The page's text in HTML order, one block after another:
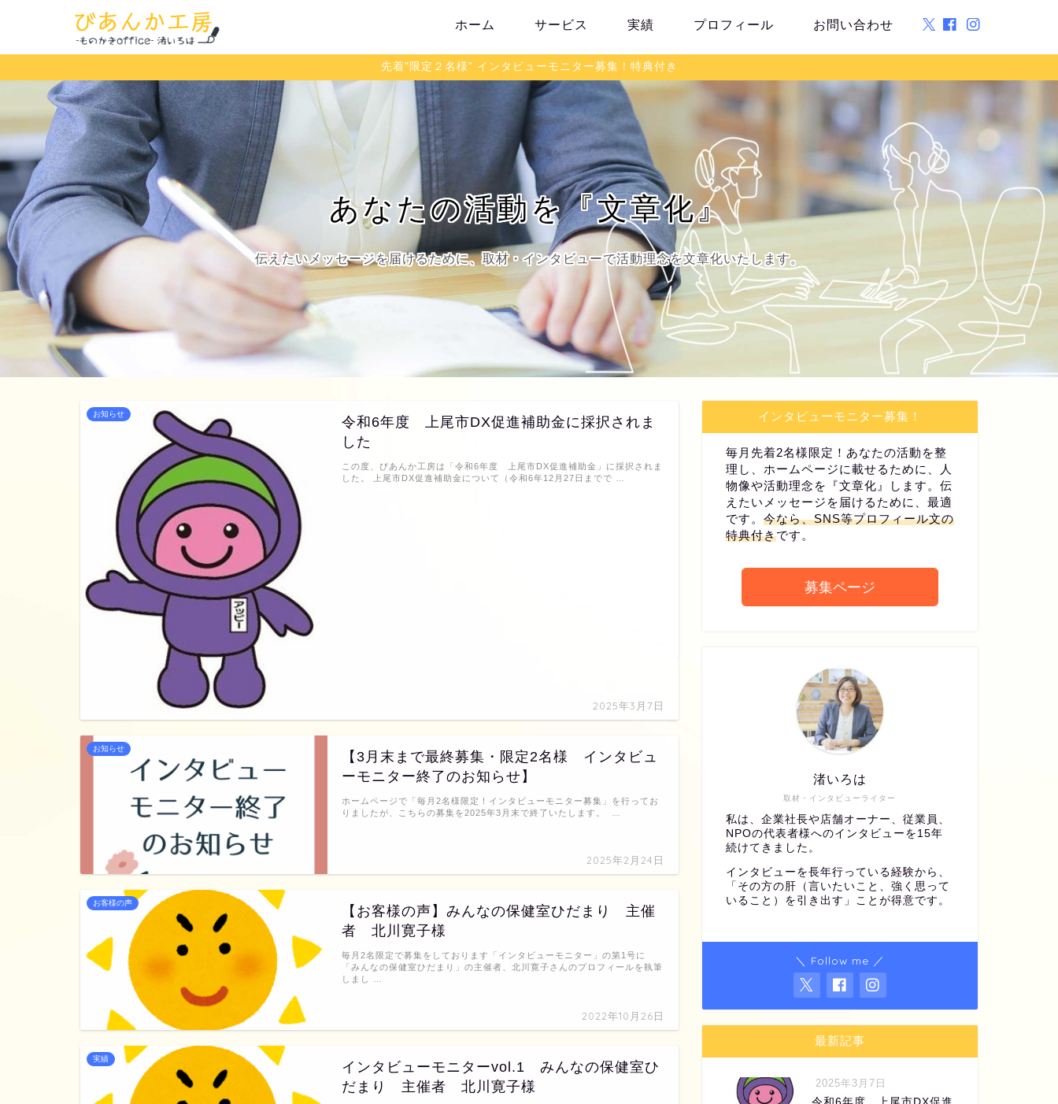
ホーム サービス 実績 プロフィール お問い合わせ
先着"限定２名様" インタビューモニター募集！特典付き
あなたの活動を『文章化』
伝えたいメッセージを届けるために、取材・インタビューで活動理念を文章化いたします。
お知らせ
令和6年度 上尾市DX促進補助金に採択されま
した
2025年3月7日
この度、びあんか工房は「令和6年度 上尾市DX促進補助金」に採択されま
した。 上尾市DX促進補助金について（令和6年12月27日までで …
お知らせ
【3月末まで最終募集・限定2名様 インタビュ
ーモニター終了のお知らせ】
2025年2月24日
ホームページで「毎月2名様限定！インタビューモニター募集」を行ってお
りましたが、こちらの募集を2025年3月末で終了いたします。 …
お客様の声
【お客様の声】みんなの保健室ひだまり 主催
者 北川寛子様
2022年10月26日
毎月2名限定で募集をしております「インタビューモニター」の第1号に
「みんなの保健室ひだまり」の主催者、北川寛子さんのプロフィールを執筆
しまし …
実績
インタビューモニターvol.1 みんなの保健室ひ
だまり 主催者 北川寛子様
インタビューモニター募集！
毎月先着2名様限定！あなたの活動を整
理し、ホームページに載せるために、人
物像や活動理念を『文章化』します。伝
えたいメッセージを届けるために、最適
です。 今なら、SNS等プロフィール文の
特典付きです。
募集ページ
取材・インタビューライター
渚いろは
私は、企業社長や店舗オーナー、従業員、
NPOの代表者様へのインタビューを15年
続けてきました。
インタビューを長年行っている経験から、
「その方の肝（言いたいこと、強く思って
いること）を引き出す」ことが得意です。
＼ Follow me ／
最新記事
2025年3月7日